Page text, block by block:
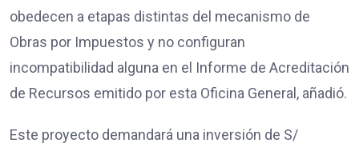
obedecen a etapas distintas del mecanismo de
Obras por Impuestos y no configuran
incompatibilidad alguna en el Informe de Acreditación
de Recursos emitido por esta Oficina General, añadió.
Este proyecto demandará una inversión de S/